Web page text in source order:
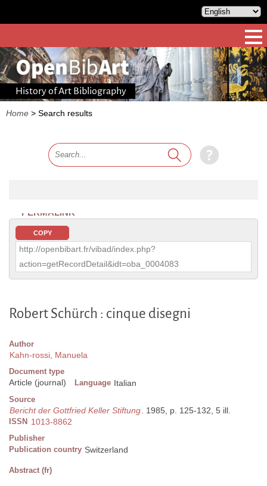
History of Art Bibliography
Home > Search results
PERMALINK
COPY
http://openbibart.fr/vibad/index.php?
action=getRecordDetail&idt=oba_0004083
Robert Schürch : cinque disegni
Author
Kahn-rossi, Manuela
Document type
Article (journal) Language Italian
Source
Bericht der Gottfried Keller Stiftung. 1985, p. 125-132, 5 ill.
ISSN 1013-8862
Publisher
Publication country Switzerland
Abstract (fr)